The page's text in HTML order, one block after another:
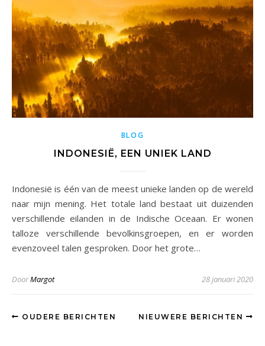
BLOG
INDONESIË, EEN UNIEK LAND
Indonesië is één van de meest unieke landen op de wereld
naar mijn mening. Het totale land bestaat uit duizenden
verschillende eilanden in de Indische Oceaan. Er wonen
talloze verschillende bevolkinsgroepen, en er worden
evenzoveel talen gesproken. Door het grote…
DoorMargot 28 januari 2020
OUDERE BERICHTEN NIEUWERE BERICHTEN